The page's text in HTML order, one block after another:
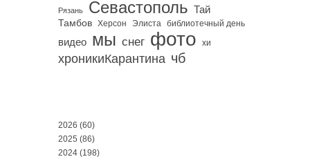
Рязань Севастополь Тай
Тамбов Херсон Элиста библиотечный день
видео мы снег фото хи
хроникиКарантина чб
2026 (60)
2025 (86)
2024 (198)